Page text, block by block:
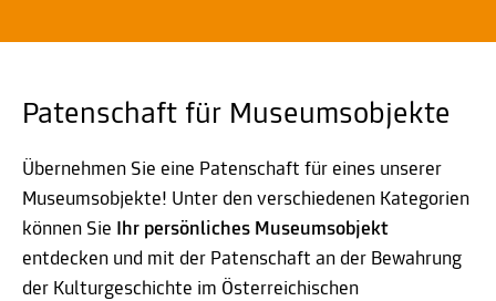
Patenschaft für Museumsobjekte
Übernehmen Sie eine Patenschaft für eines unserer
Museumsobjekte! Unter den verschiedenen Kategorien
können Sie Ihr persönliches Museumsobjekt
entdecken und mit der Patenschaft an der Bewahrung
der Kulturgeschichte im Österreichischen